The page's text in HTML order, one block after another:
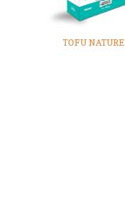
TOFU NATURE